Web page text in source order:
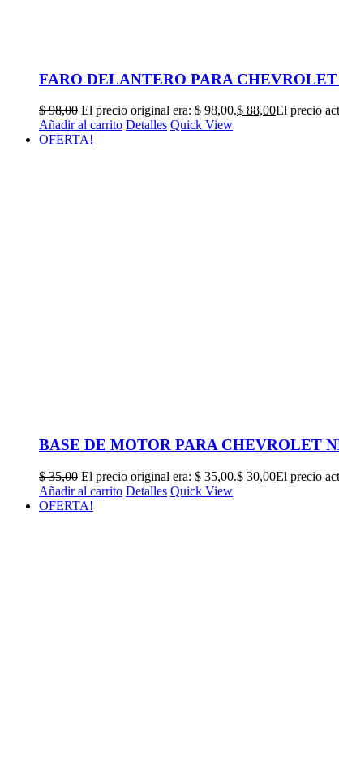
FARO DELANTERO PARA CHEVROLET
$98,00 El precio original era: $ 98,00.$ 88,00El precio
Añadir al carrito Detalles Quick View
OFERTA!
BASE DE MOTOR PARA CHEVROLET
$35,00 El precio original era: $ 35,00.$ 30,00El precio
Añadir al carrito Detalles Quick View
OFERTA!